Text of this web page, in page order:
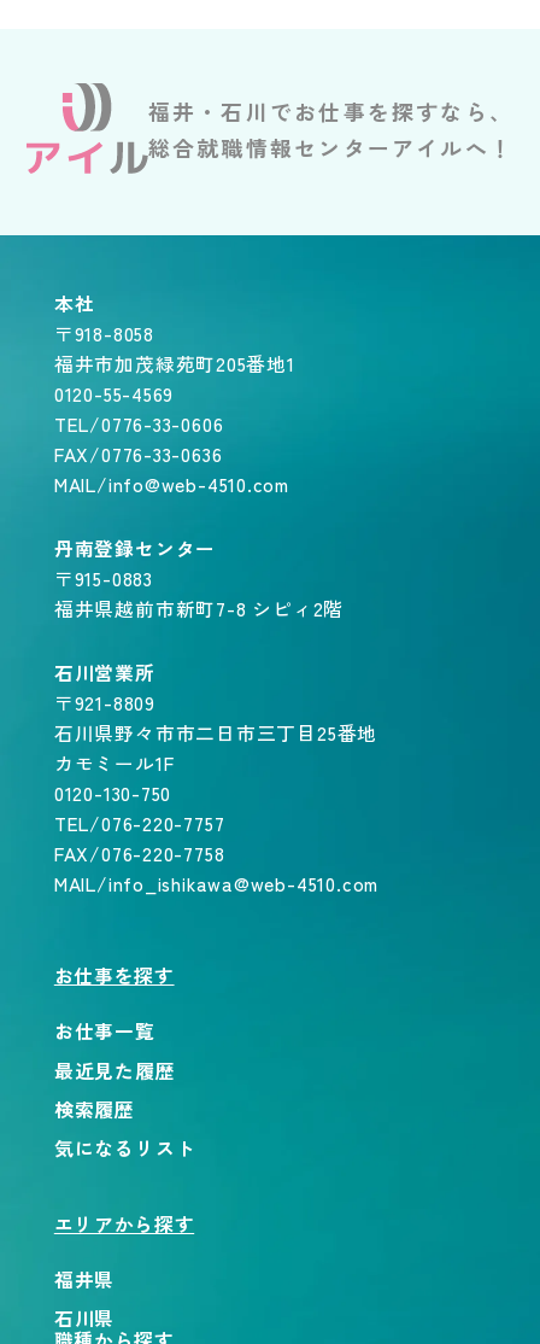
福井・石川でお仕事を探すなら、
総合就職情報センターアイルへ！
本社
〒918-8058
福井市加茂緑苑町205番地1
0120-55-4569
TEL/0776-33-0606
FAX/0776-33-0636
MAIL/info@web-4510.com
丹南登録センター
〒915-0883
福井県越前市新町7-8 シピィ2階
石川営業所
〒921-8809
石川県野々市市二日市三丁目25番地
カモミール1F
0120-130-750
TEL/076-220-7757
FAX/076-220-7758
MAIL/info_ishikawa@web-4510.com
お仕事を探す
お仕事一覧
最近見た履歴
検索履歴
気になるリスト
エリアから探す
福井県
石川県